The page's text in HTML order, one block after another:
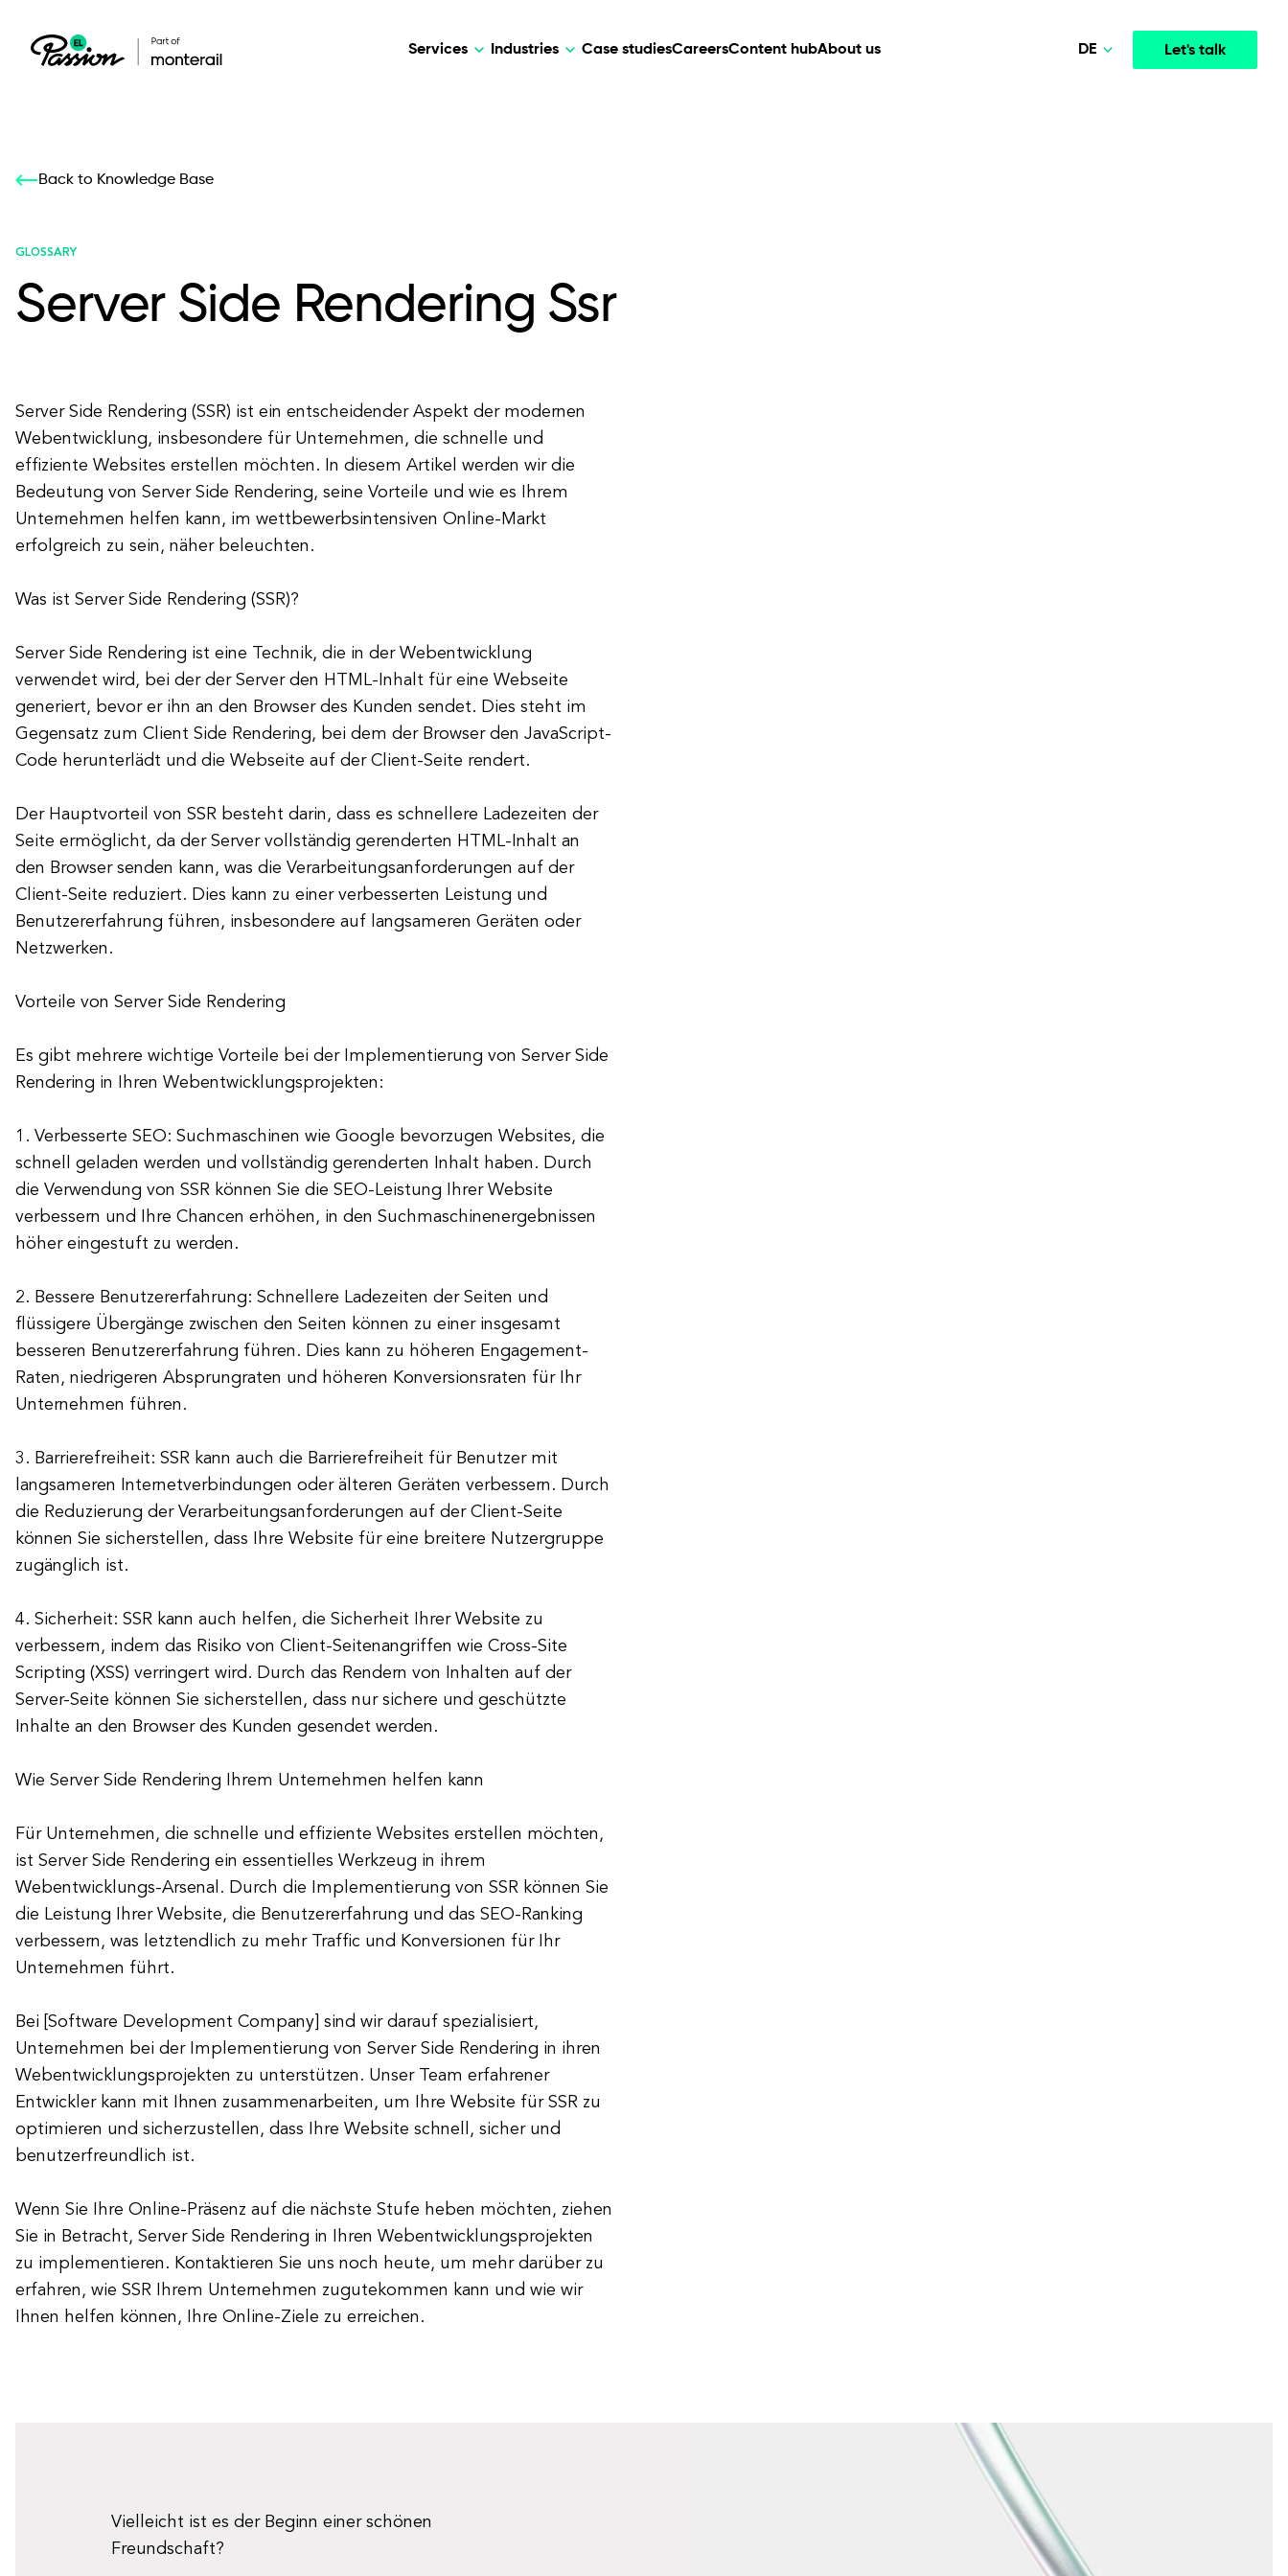
Services
Our services: build,
All services
Industries
Our services: build,
Case studiesCareersContent hubAbout us Let's talk
DE
Back to Knowledge Base
GLOSSARY
Server Side Rendering Ssr
Server Side Rendering (SSR) ist ein entscheidender Aspekt der modernen
Webentwicklung, insbesondere für Unternehmen, die schnelle und
effiziente Websites erstellen möchten. In diesem Artikel werden wir die
Bedeutung von Server Side Rendering, seine Vorteile und wie es Ihrem
Unternehmen helfen kann, im wettbewerbsintensiven Online-Markt
erfolgreich zu sein, näher beleuchten.
Was ist Server Side Rendering (SSR)?
Server Side Rendering ist eine Technik, die in der Webentwicklung
verwendet wird, bei der der Server den HTML-Inhalt für eine Webseite
generiert, bevor er ihn an den Browser des Kunden sendet. Dies steht im
Gegensatz zum Client Side Rendering, bei dem der Browser den JavaScript-
Code herunterlädt und die Webseite auf der Client-Seite rendert.
Der Hauptvorteil von SSR besteht darin, dass es schnellere Ladezeiten der
Seite ermöglicht, da der Server vollständig gerenderten HTML-Inhalt an
den Browser senden kann, was die Verarbeitungsanforderungen auf der
Client-Seite reduziert. Dies kann zu einer verbesserten Leistung und
Benutzererfahrung führen, insbesondere auf langsameren Geräten oder
Netzwerken.
Vorteile von Server Side Rendering
Es gibt mehrere wichtige Vorteile bei der Implementierung von Server Side
Rendering in Ihren Webentwicklungsprojekten:
1. Verbesserte SEO: Suchmaschinen wie Google bevorzugen Websites, die
schnell geladen werden und vollständig gerenderten Inhalt haben. Durch
die Verwendung von SSR können Sie die SEO-Leistung Ihrer Website
verbessern und Ihre Chancen erhöhen, in den Suchmaschinenergebnissen
höher eingestuft zu werden.
2. Bessere Benutzererfahrung: Schnellere Ladezeiten der Seiten und
flüssigere Übergänge zwischen den Seiten können zu einer insgesamt
besseren Benutzererfahrung führen. Dies kann zu höheren Engagement-
Raten, niedrigeren Absprungraten und höheren Konversionsraten für Ihr
Unternehmen führen.
3. Barrierefreiheit: SSR kann auch die Barrierefreiheit für Benutzer mit
langsameren Internetverbindungen oder älteren Geräten verbessern. Durch
die Reduzierung der Verarbeitungsanforderungen auf der Client-Seite
können Sie sicherstellen, dass Ihre Website für eine breitere Nutzergruppe
zugänglich ist.
4. Sicherheit: SSR kann auch helfen, die Sicherheit Ihrer Website zu
verbessern, indem das Risiko von Client-Seitenangriffen wie Cross-Site
Scripting (XSS) verringert wird. Durch das Rendern von Inhalten auf der
Server-Seite können Sie sicherstellen, dass nur sichere und geschützte
Inhalte an den Browser des Kunden gesendet werden.
Wie Server Side Rendering Ihrem Unternehmen helfen kann
Für Unternehmen, die schnelle und effiziente Websites erstellen möchten,
ist Server Side Rendering ein essentielles Werkzeug in ihrem
Webentwicklungs-Arsenal. Durch die Implementierung von SSR können Sie
die Leistung Ihrer Website, die Benutzererfahrung und das SEO-Ranking
verbessern, was letztendlich zu mehr Traffic und Konversionen für Ihr
Unternehmen führt.
Bei [Software Development Company] sind wir darauf spezialisiert,
Unternehmen bei der Implementierung von Server Side Rendering in ihren
Webentwicklungsprojekten zu unterstützen. Unser Team erfahrener
Entwickler kann mit Ihnen zusammenarbeiten, um Ihre Website für SSR zu
optimieren und sicherzustellen, dass Ihre Website schnell, sicher und
benutzerfreundlich ist.
Wenn Sie Ihre Online-Präsenz auf die nächste Stufe heben möchten, ziehen
Sie in Betracht, Server Side Rendering in Ihren Webentwicklungsprojekten
zu implementieren. Kontaktieren Sie uns noch heute, um mehr darüber zu
erfahren, wie SSR Ihrem Unternehmen zugutekommen kann und wie wir
Ihnen helfen können, Ihre Online-Ziele zu erreichen.
Vielleicht ist es der Beginn einer schönen
Freundschaft?